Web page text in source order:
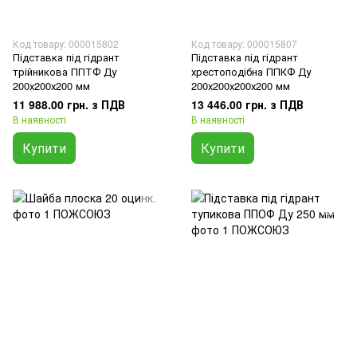
Код товару: 000015802
Підставка під гідрант
трійникова ППТФ Ду
200х200х200 мм
11 988.00 грн. з ПДВ
В наявності
Купити
Код товару: 000015807
Підставка під гідрант
хрестоподібна ППКФ Ду
200х200х200х200 мм
13 446.00 грн. з ПДВ
В наявності
Купити